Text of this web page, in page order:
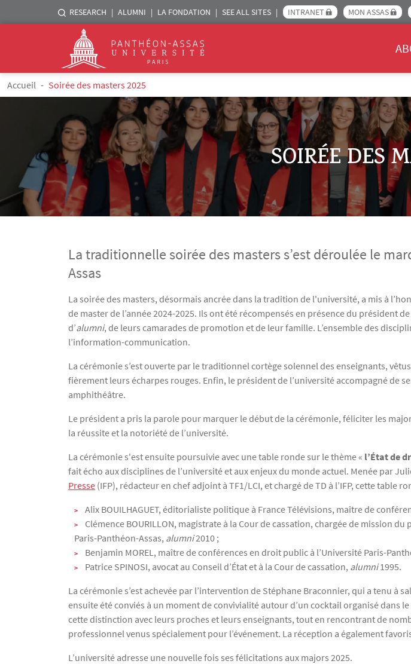
Skip to main content
Menu liste sites Assas
RESEARCH ALUMNI LA FONDATION SEE ALL SITES INTRANET MON ASSAS
Logo
Breadcrumb
Accueil Soirée des masters 2025
SOIRÉE DES
La traditionnelle soirée des masters s’est déroulée le
Assas
Texte
La soirée des masters, désormais ancrée dans la tradition de l'université, a mis à
de master de l’année 2024-2025. Ils ont été récompensés en présence du président
d’alumni, de leurs camarades de promotion et de leur famille. L’ensemble des
l’information-communication.
La cérémonie s’est ouverte par le traditionnel cortège solennel des enseignants,
fièrement leurs écharpes rouges. Enfin, le président de l’université accompagné de
amphithéâtre.
Le président a pris la parole pour marquer le début de la cérémonie, féliciter les
la réussite et la notoriété de l’université.
La cérémonie s'est ensuite poursuivie avec une table ronde sur le thème « l’État de
fait écho aux disciplines de l’université et aux enjeux du monde actuel. Menée par
Presse (IFP), rédacteur en chef adjoint à TF1/LCI, et chargé de TD à l’IFP, cette table
Alix BOUILHAGUET, éditorialiste politique à France Télévisions, maître de
Clémence BOURILLON, magistrate à la Cour de cassation, chargée de mission
Paris-Panthéon-Assas, alumni2010 ;
Benjamin MOREL, maître de conférences en droit public à l’Université Paris-
Patrice SPINOSI, avocat au Conseil d’État et à la Cour de cassation, alumni1995.
La cérémonie s’est achevée par l’intervention de Stéphane Braconnier, qui a tenu à
ensuite été conviés à un moment de convivialité autour d’un cocktail organisé dans
cette distinction avec leurs proches et leurs enseignants, tout en rencontrant de
professionnel venus spécialement pour l’événement. La réception a également
L’université adresse une nouvelle fois ses félicitations aux majors 2025.